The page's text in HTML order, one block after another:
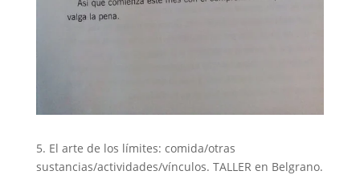
5. El arte de los límites: comida/otras
sustancias/actividades/vínculos. TALLER en Belgrano.